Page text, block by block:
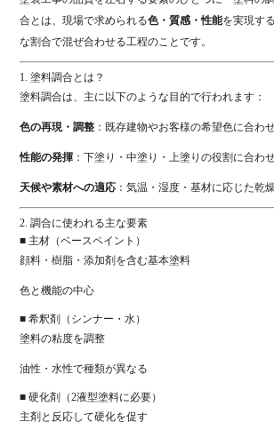
合とは、現場で求め られる色・質感・性能を実現す
な割合で混ぜ合わせる工程のことです。
1.塗料調合とは？
塗料調合は、 主に 以下のような 目的で行われます：
色の再現・調整 ： 既存建物やお客様の希望色に合わ
性能の発揮 ：下塗り・中塗り・上塗りの役割 に合わ
天候や素材への適応 ：気温・湿度・基材に応じた乾
2.調合に使われる主な要素
■ 主材（ベースペイント）
顔料・樹脂・添加剤 を含む基本塗料
色と機能の中心
■希釈剤（ シンナー・水）
塗料の粘度を調整
油性・水性で種類が異なる
■硬化剤（2液型塗料に必要）
主剤 と 反応して硬化を促す